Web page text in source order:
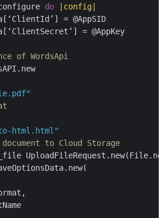
do
|config|
= @AppSID
of WordsApi
html.html"
to Cloud Storage